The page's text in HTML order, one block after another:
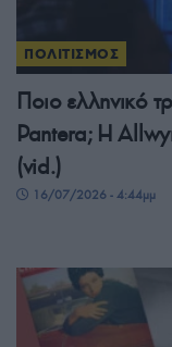
ΠΟΛΙΤΙΣΜΟΣ
Ποιο ελληνικό
Pantera; Η
(vid.)
16/07/2026 - 4:44μμ